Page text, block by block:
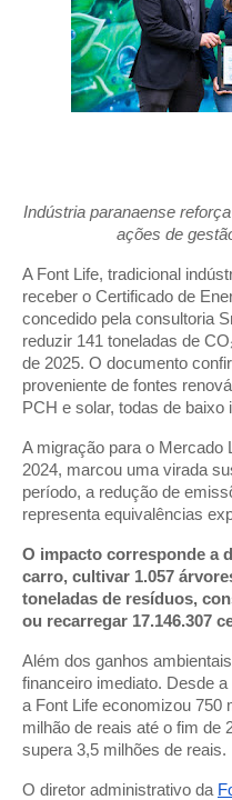
Indústria paranaense
ações de
A Font Life, tradicional
receber o Certificado de
concedido pela consultoria
reduzir 141 toneladas de
de 2025. O documento
proveniente de fontes
PCH e solar, todas de baixo
A migração para o Mercado
2024, marcou uma virada
período, a redução de
representa equivalências
O impacto corresponde a
carro, cultivar 1.057
toneladas de resíduos,
ou recarregar 17.146.307
Além dos ganhos
financeiro imediato. Desde
a Font Life economizou 750
milhão de reais até o fim de
supera 3,5 milhões de reais.
O diretor administrativo da